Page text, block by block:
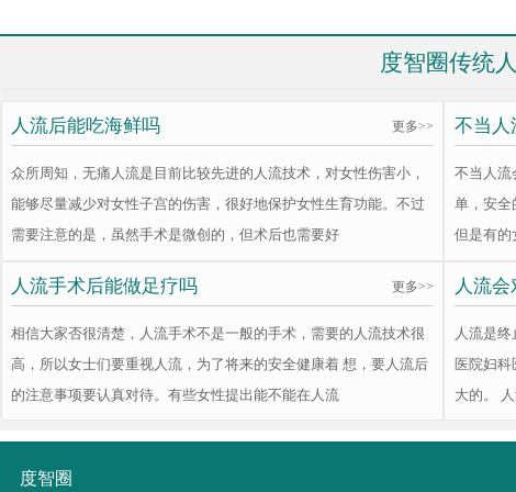
度智圈传统
人流后能吃海鲜吗 更多>>
众所周知，无痛人流是目前比较先进的人流技术，对女性伤害小，
能够尽量减少对女性子宫的伤害，很好地保护女性生育功能。不过
需要注意的是，虽然手术是微创的，但术后也需要好
不当人
不当人流
单，安全
但是有的
人流手术后能做足疗吗 更多>>
相信大家否很清楚，人流手术不是一般的手术，需要的人流技术很
高，所以女士们要重视人流，为了将来的安全健康着 想，要人流后
的注意事项要认真对待。有些女性提出能不能在人流
人流
人流是
医院妇
大的。
度智圈